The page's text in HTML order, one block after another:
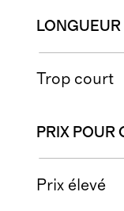
LONGUEUR
Trop court
PRIX POUR
Prix élevé